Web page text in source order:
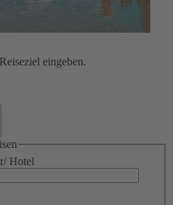
eingeben.
Hotel